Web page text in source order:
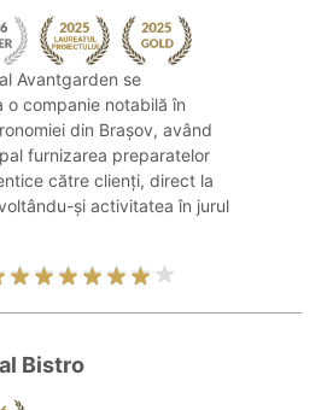
Avantgarden se
o companie notabilă în
din Brașov, având
furnizarea preparatelor
către clienți, direct la
și activitatea în jurul
Bistro